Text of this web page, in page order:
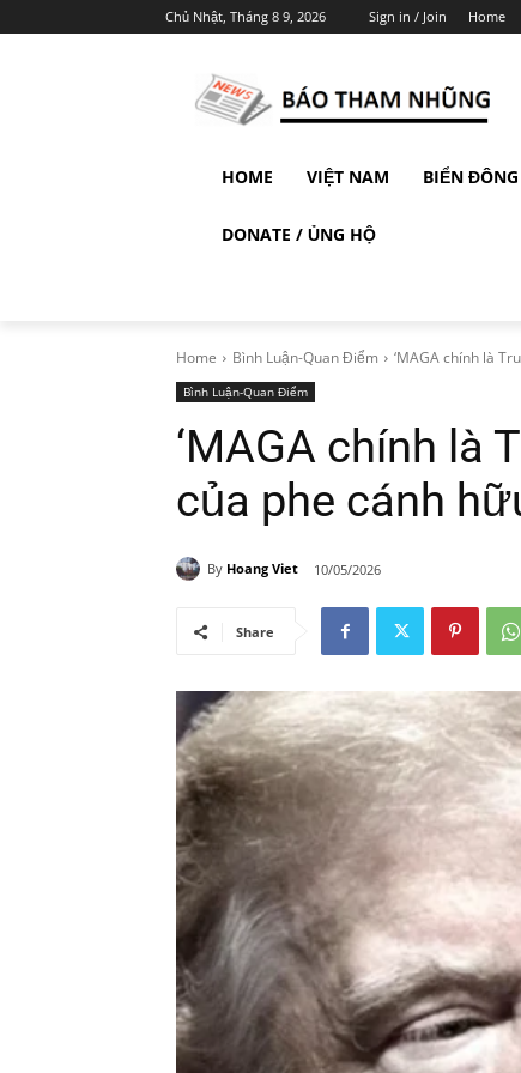
Chủ Nhật, Tháng 8 9, 2026 Sign in / Join Home
HOME VIỆT NAM BIỂN ĐÔNG
DONATE / ỦNG HỘ
Home Bình Luận-Quan Điểm ‘MAGA chính là
Bình Luận-Quan Điểm
‘MAGA chính là
của phe cánh
By Hoang Viet 10/05/2026
Share